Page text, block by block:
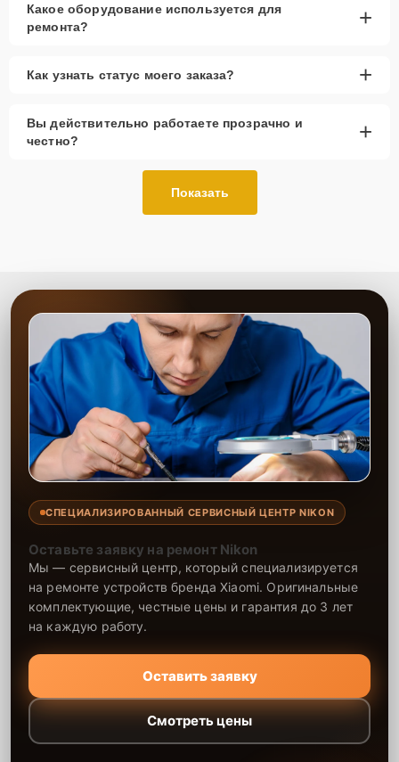
Какое оборудование используется для
ремонта?
+
Как узнать статус моего заказа? +
Вы действительно работаете прозрачно и
честно?
+
Показать
СПЕЦИАЛИЗИРОВАННЫЙ СЕРВИСНЫЙ ЦЕНТР NIKON
Оставьте заявку на ремонт Nikon
Мы — сервисный центр, который специализируется
на ремонте устройств бренда Xiaomi. Оригинальные
комплектующие, честные цены и гарантия до 3 лет
на каждую работу.
Оставить заявку
Смотреть цены